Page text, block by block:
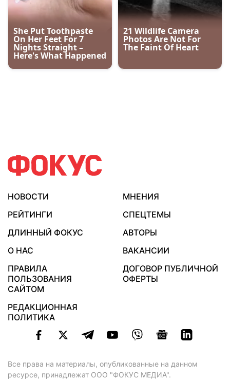
НОВОСТИ
МНЕНИЯ
РЕЙТИНГИ
СПЕЦТЕМЫ
ДЛИННЫЙ ФОКУС
АВТОРЫ
О НАС
ВАКАНСИИ
ПРАВИЛА
ПОЛЬЗОВАНИЯ
САЙТОМ
ДОГОВОР ПУБЛИЧНОЙ
ОФЕРТЫ
РЕДАКЦИОННАЯ
ПОЛИТИКА
Все права на материалы, опубликованные на данном
ресурсе, принадлежат ООО "ФОКУС МЕДИА".